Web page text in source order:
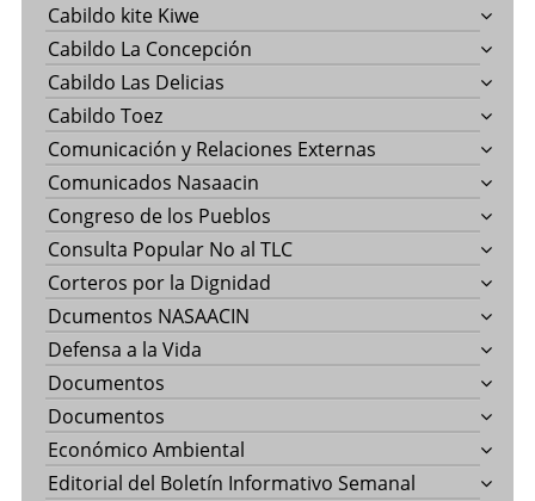
Cabildo kite Kiwe
Cabildo La Concepción
Cabildo Las Delicias
Cabildo Toez
Comunicación y Relaciones Externas
Comunicados Nasaacin
Congreso de los Pueblos
Consulta Popular No al TLC
Corteros por la Dignidad
Dcumentos NASAACIN
Defensa a la Vida
Documentos
Documentos
Económico Ambiental
Editorial del Boletín Informativo Semanal